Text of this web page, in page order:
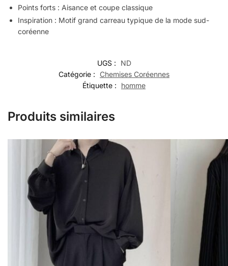
Points forts : Aisance et coupe classique
Inspiration : Motif grand carreau typique de la mode sud-
coréenne
UGS :
ND
Catégorie :
Chemises Coréennes
Étiquette :
homme
Produits similaires